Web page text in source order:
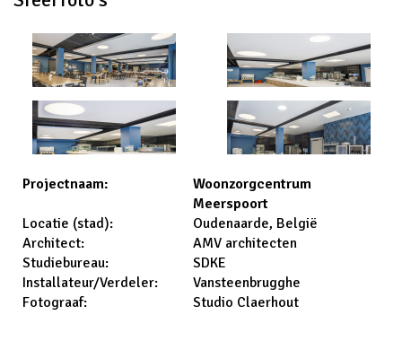
Projectnaam:
Woonzorgcentrum
Meerspoort
Locatie (stad):
Oudenaarde, België
Architect:
AMV architecten
Studiebureau:
SDKE
Installateur/Verdeler:
Vansteenbrugghe
Fotograaf:
Studio Claerhout